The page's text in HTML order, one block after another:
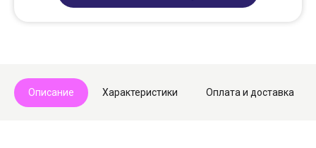
Описание Характеристики Оплата и доставка